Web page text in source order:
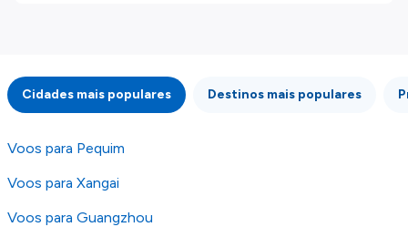
integridade ou pela precisão da informação
publicada, por isso verifique com atenção todas
as condições no website do parceiro antes de
fazer uma reserva. Para mais detalhes verifique
os nossos
Cidades mais populares Destinos mais populares
Voos para Pequim
Voos para Xangai
Voos para Guangzhou